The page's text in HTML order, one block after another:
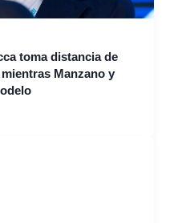
toma distancia de
Manzano y